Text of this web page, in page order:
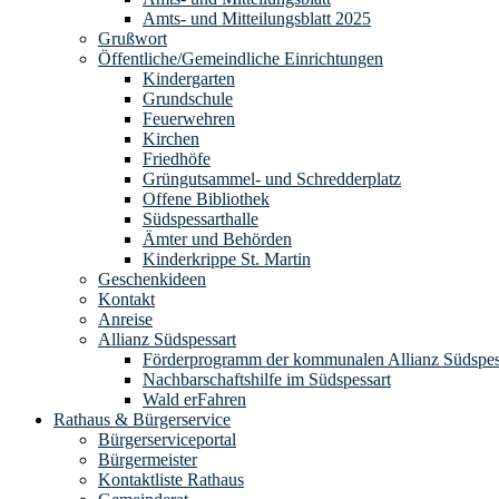
Amts- und Mitteilungsblatt 2025
Grußwort
Öffentliche/Gemeindliche Einrichtungen
Kindergarten
Grundschule
Feuerwehren
Kirchen
Friedhöfe
Grüngutsammel- und Schredderplatz
Offene Bibliothek
Südspessarthalle
Ämter und Behörden
Kinderkrippe St. Martin
Geschenkideen
Kontakt
Anreise
Allianz Südspessart
Förderprogramm der kommunalen Allianz
Nachbarschaftshilfe im Südspessart
Wald erFahren
Rathaus & Bürgerservice
Bürgerserviceportal
Bürgermeister
Kontaktliste Rathaus